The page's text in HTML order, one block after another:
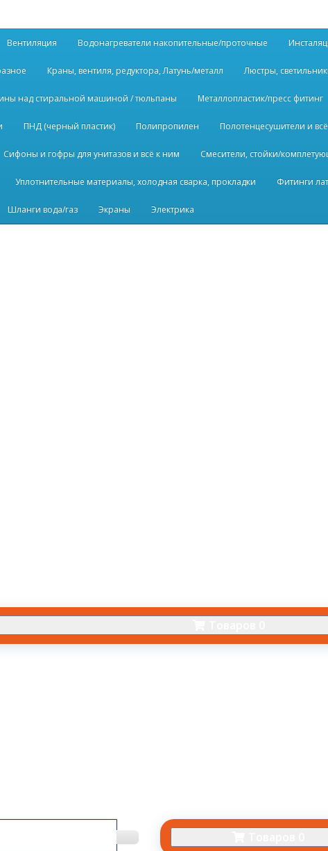
Вентиляция Водонагреватели накопительные/проточные
Краны, вентиля, редуктора, Латунь/металл Люстры,
над стиральной машиной / тюльпаны Металлопластик/пресс фитинг
ПНД (черный пластик) Полипропилен Полотенцесушители и
Сифоны и гофры для унитазов и всё к ним Смесители, стойки/
Уплотнительные материалы, холодная сварка, прокладки Фитинги
Шланги вода/газ Экраны Электрика